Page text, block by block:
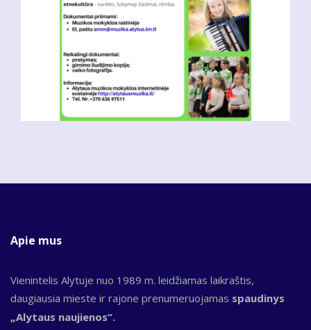
Apie mus
Vienintelis Alytuje nuo 1989 m. leidžiamas laikraštis,
daugiausia mieste ir rajone prenumeruojamas spaudinys
„Alytaus naujienos“.